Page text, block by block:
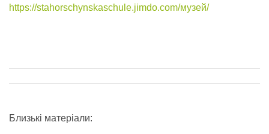
https://stahorschynskaschule.jimdo.com/музей/
Близькі матеріали: